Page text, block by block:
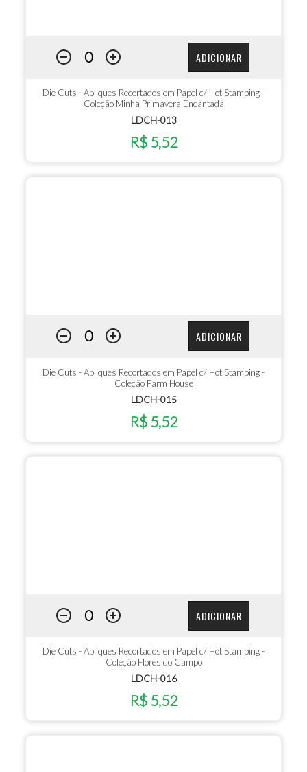
ADICIONAR
Die Cuts - Apliques Recortados em Papel c/ Hot Stamping -
Coleção Minha Primavera Encantada
LDCH-013
R$ 5,52
ADICIONAR
Die Cuts - Apliques Recortados em Papel c/ Hot Stamping -
Coleção Farm House
LDCH-015
R$ 5,52
ADICIONAR
Die Cuts - Apliques Recortados em Papel c/ Hot Stamping -
Coleção Flores do Campo
LDCH-016
R$ 5,52